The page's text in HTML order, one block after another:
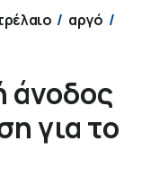
αργό
άνοδος
για το